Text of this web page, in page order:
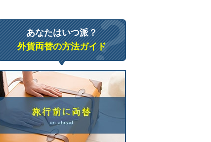
あなたはいつ派？
外貨両替の方法ガイド